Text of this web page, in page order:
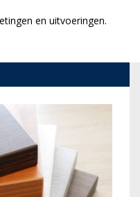
en uitvoeringen.